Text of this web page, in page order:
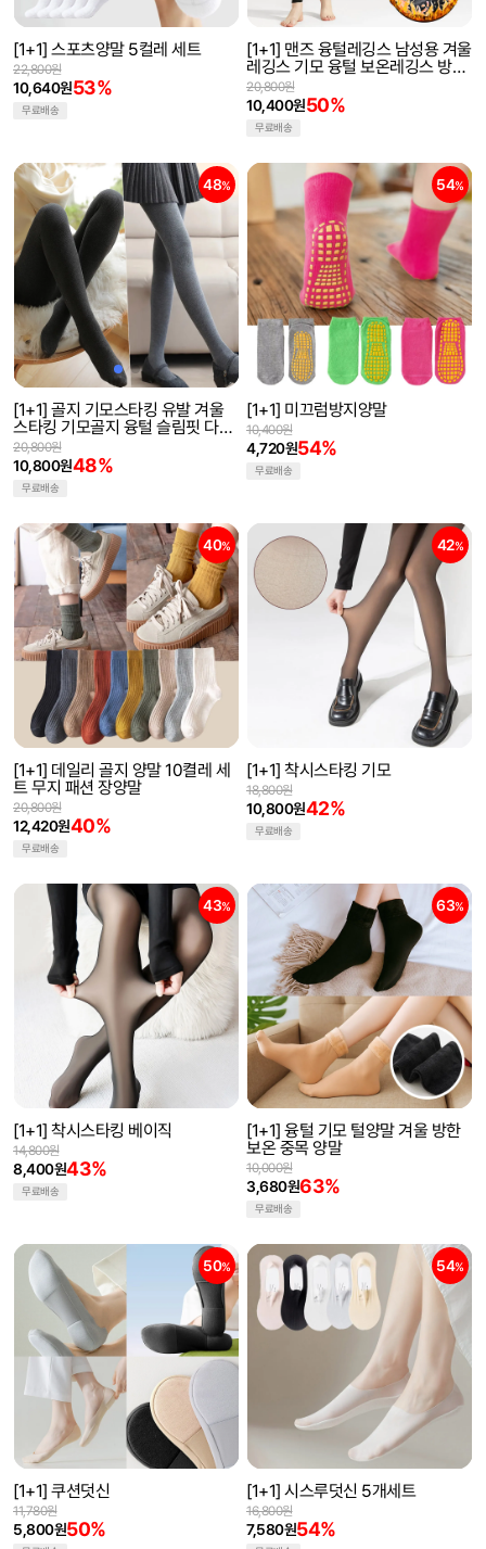
[1+1] 스포츠양말 5컬레 세트
10,640원53%
22,800원
무료배송
[1+1] 맨즈 융털레깅스 남성용 겨울
레깅스 기모 융털 보온레깅스 방한
타이즈 한파 이너웨어
10,400원50%
20,800원
무료배송
48%
[1+1] 골지 기모스타킹 유발 겨울
스타킹 기모골지 융털 슬림핏 다리
군살커버 겨울타이즈 레깅스
10,800원48%
20,800원
무료배송
54%
[1+1] 미끄럼방지양말
4,720원54%
10,400원
무료배송
40%
[1+1] 데일리 골지 양말 10켤레 세
트 무지 패션 장양말
12,420원40%
20,800원
무료배송
42%
[1+1] 착시스타킹 기모
10,800원42%
18,800원
무료배송
43%
[1+1] 착시스타킹 베이직
8,400원43%
14,800원
무료배송
63%
[1+1] 융털 기모 털양말 겨울 방한
보온 중목 양말
3,680원63%
10,000원
무료배송
50%
[1+1] 쿠션덧신
5,800원50%
11,780원
54%
[1+1] 시스루덧신 5개세트
7,580원54%
16,800원